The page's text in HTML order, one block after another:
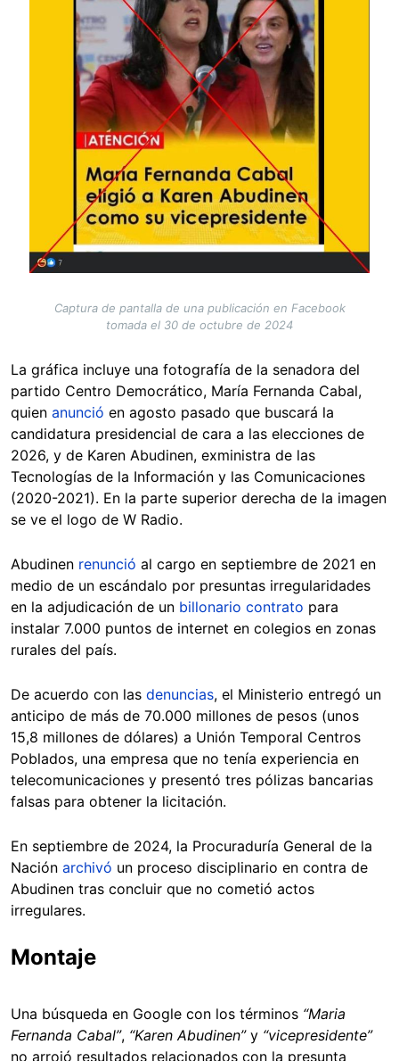
Captura de pantalla de una publicación en Facebook
tomada el 30 de octubre de 2024
La gráfica incluye una fotografía de la senadora del
partido Centro Democrático, María Fernanda Cabal,
quien anunció en agosto pasado que buscará la
candidatura presidencial de cara a las elecciones de
2026, y de Karen Abudinen, exministra de las
Tecnologías de la Información y las Comunicaciones
(2020-2021). En la parte superior derecha de la imagen
se ve el logo de W Radio.
Abudinen renunció al cargo en septiembre de 2021 en
medio de un escándalo por presuntas irregularidades
en la adjudicación de un billonario contrato para
instalar 7.000 puntos de internet en colegios en zonas
rurales del país.
De acuerdo con las denuncias, el Ministerio entregó un
anticipo de más de 70.000 millones de pesos (unos
15,8 millones de dólares) a Unión Temporal Centros
Poblados, una empresa que no tenía experiencia en
telecomunicaciones y presentó tres pólizas bancarias
falsas para obtener la licitación.
En septiembre de 2024, la Procuraduría General de la
Nación archivó un proceso disciplinario en contra de
Abudinen tras concluir que no cometió actos
irregulares.
Montaje
Una búsqueda en Google con los términos “Maria
Fernanda Cabal”, “Karen Abudinen”y “vicepresidente”
no arrojó resultados relacionados con la presunta